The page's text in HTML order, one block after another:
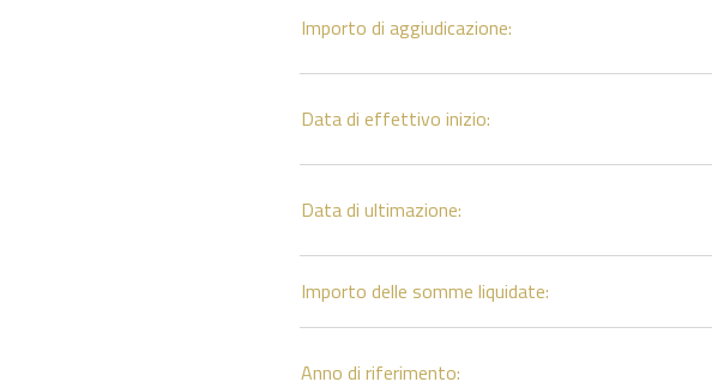
Importo di aggiudicazione:
Data di effettivo inizio:
Data di ultimazione:
Importo delle somme liquidate:
Anno di riferimento: